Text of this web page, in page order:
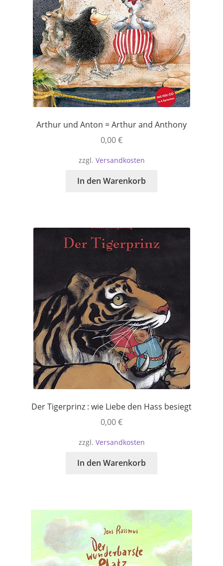
Widerrufsbelehrung
Zahlungsarten
Arthur und Anton = Arthur and Anthony
0,00€
zzgl. Versandkosten
In den Warenkorb
Der Tigerprinz : wie Liebe den Hass besiegt
0,00€
zzgl. Versandkosten
In den Warenkorb